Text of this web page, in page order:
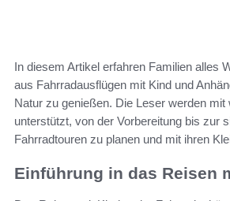
In diesem Artikel erfahren Familien alles
aus Fahrradausflügen mit Kind und
Natur zu genießen. Die Leser werden
unterstützt, von der Vorbereitung bis zur
Fahrradtouren zu planen und mit ihren
Einführung in das Reisen